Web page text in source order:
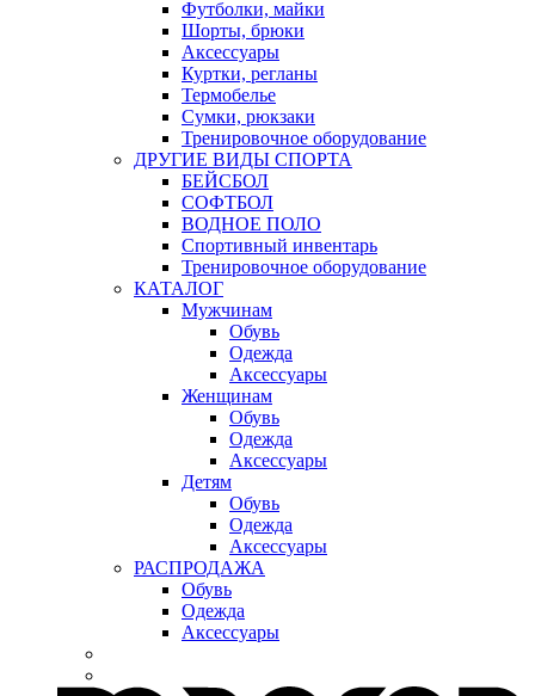
Футболки, майки
Шорты, брюки
Аксессуары
Куртки, регланы
Термобелье
Сумки, рюкзаки
Тренировочное оборудование
ДРУГИЕ ВИДЫ СПОРТА
БЕЙСБОЛ
СОФТБОЛ
ВОДНОЕ ПОЛО
Спортивный инвентарь
Тренировочное оборудование
КАТАЛОГ
Мужчинам
Обувь
Одежда
Аксессуары
Женщинам
Обувь
Одежда
Аксессуары
Детям
Обувь
Одежда
Аксессуары
РАСПРОДАЖА
Обувь
Одежда
Аксессуары